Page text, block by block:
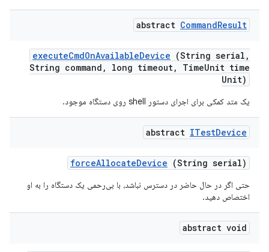
abstract CommandResult
executeCmdOnAvailableDevice (String serial ,
String command , long timeout, TimeUnit time
Unit)
یک متد کمکی برای اجرای دستور shell روی دستگاه موجود.
abstract ITestDevice
forceAllocateDevice (String serial)
حتی اگر در حال حاضر در دسترس نباشد، با بی‌رحمی یک دستگاه را به او
اختصاص دهید.
abstract void